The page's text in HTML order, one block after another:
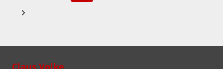
Seite
Nächste